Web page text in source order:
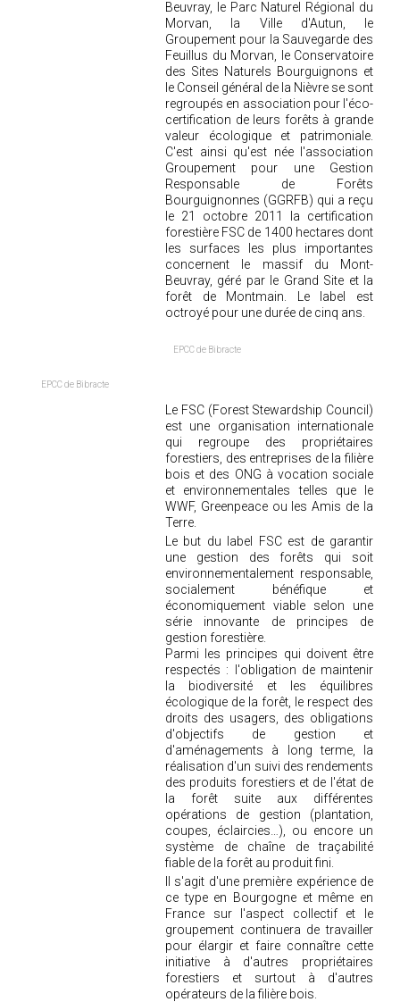
2004
Beuvray, le Parc Naturel Régional du
Morvan, la Ville d'Autun, le
Groupement pour la Sauvegarde des
Feuillus du Morvan, le Conservatoire
des Sites Naturels Bourguignons et
le Conseil général de la Nièvre se sont
regroupés en association pour l'éco-
certification de leurs forêts à grande
valeur écologique et patrimoniale.
C'est ainsi qu'est née l'association
Groupement pour une Gestion
Responsable de Forêts
Bourguignonnes (GGRFB) qui a reçu
le 21 octobre 2011 la certification
forestière FSC de 1400 hectares dont
les surfaces les plus importantes
concernent le massif du Mont-
Beuvray, géré par le Grand Site et la
forêt de Montmain. Le label est
octroyé pour une durée de cinq ans.
EPCC de Bibracte
EPCC de Bibracte
Le FSC (Forest Stewardship Council)
est une organisation internationale
qui regroupe des propriétaires
forestiers, des entreprises de la filière
bois et des ONG à vocation sociale
et environnementales telles que le
WWF, Greenpeace ou les Amis de la
Terre.
Le but du label FSC est de garantir
une gestion des forêts qui soit
environnementalement responsable,
socialement bénéfique et
économiquement viable selon une
série innovante de principes de
gestion forestière.
Parmi les principes qui doivent être
respectés : l'obligation de maintenir
la biodiversité et les équilibres
écologique de la forêt, le respect des
droits des usagers, des obligations
d'objectifs de gestion et
d'aménagements à long terme, la
réalisation d'un suivi des rendements
des produits forestiers et de l'état de
la forêt suite aux différentes
opérations de gestion (plantation,
coupes, éclaircies…), ou encore un
système de chaîne de traçabilité
fiable de la forêt au produit fini.
Il s'agit d'une première expérience de
ce type en Bourgogne et même en
France sur l'aspect collectif et le
groupement continuera de travailler
pour élargir et faire connaître cette
initiative à d'autres propriétaires
forestiers et surtout à d'autres
opérateurs de la filière bois.